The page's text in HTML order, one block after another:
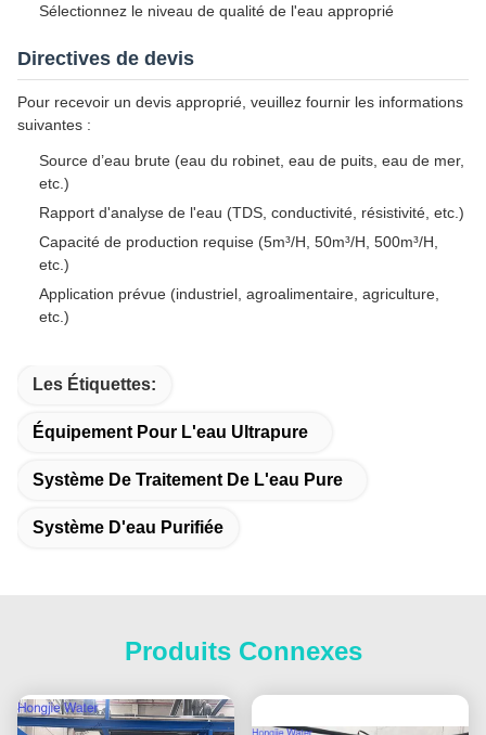
Sélectionnez le niveau de qualité de l'eau approprié
Directives de devis
Pour recevoir un devis approprié, veuillez fournir les informations
suivantes :
Source d’eau brute (eau du robinet, eau de puits, eau de mer,
etc.)
Rapport d'analyse de l'eau (TDS, conductivité, résistivité, etc.)
Capacité de production requise (5m³/H, 50m³/H, 500m³/H,
etc.)
Application prévue (industriel, agroalimentaire, agriculture,
etc.)
Les Étiquettes:
Équipement Pour L'eau Ultrapure
Système De Traitement De L'eau Pure
Système D'eau Purifiée
Produits Connexes